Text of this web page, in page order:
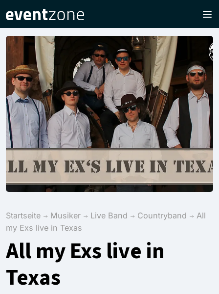
Startseite Musiker Live Band Countryband
All
my Exs live in Texas
All my Exs live in
Texas